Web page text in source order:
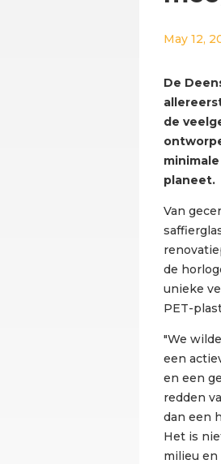
May 12,
De
de
planeet.
Van
de
unieke
PET-
"We
een
en een
redden
dan een
Het is
milieu en